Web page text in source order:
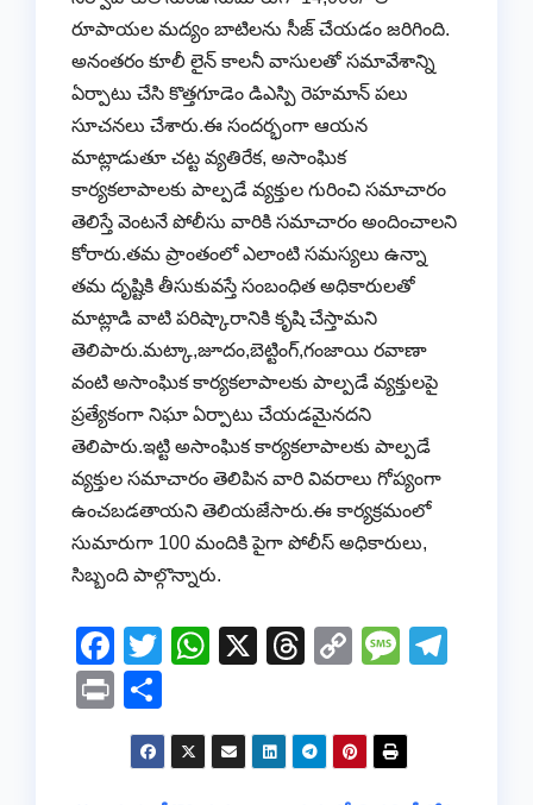
రూపాయల మద్యం బాటిలను సీజ్ చేయడం జరిగింది.
అనంతరం కూలీ లైన్ కాలనీ వాసులతో సమావేశాన్ని
ఏర్పాటు చేసి కొత్తగూడెం డిఎస్పి రెహమాన్ పలు
సూచనలు చేశారు.ఈ సందర్భంగా ఆయన
మాట్లాడుతూ చట్ట వ్యతిరేక, అసాంఘిక
కార్యకలాపాలకు పాల్పడే వ్యక్తుల గురించి సమాచారం
తెలిస్తే వెంటనే పోలీసు వారికి సమాచారం అందించాలని
కోరారు.తమ ప్రాంతంలో ఎలాంటి సమస్యలు ఉన్నా
తమ దృష్టికి తీసుకువస్తే సంబంధిత అధికారులతో
మాట్లాడి వాటి పరిష్కారానికి కృషి చేస్తామని
తెలిపారు.మట్కా,జూదం,బెట్టింగ్,గంజాయి రవాణా
వంటి అసాంఘిక కార్యకలాపాలకు పాల్పడే వ్యక్తులపై
ప్రత్యేకంగా నిఘా ఏర్పాటు చేయడమైనదని
తెలిపారు.ఇట్టి అసాంఘిక కార్యకలాపాలకు పాల్పడే
వ్యక్తుల సమాచారం తెలిపిన వారి వివరాలు గోప్యంగా
ఉంచబడతాయని తెలియజేసారు.ఈ కార్యక్రమంలో
సుమారుగా 100 మందికి పైగా పోలీస్ అధికారులు,
సిబ్బంది పాల్గొన్నారు.
F
a
c
e
T
er
W
s
X
T
a
C
y
M
a
Pr
in h
ar